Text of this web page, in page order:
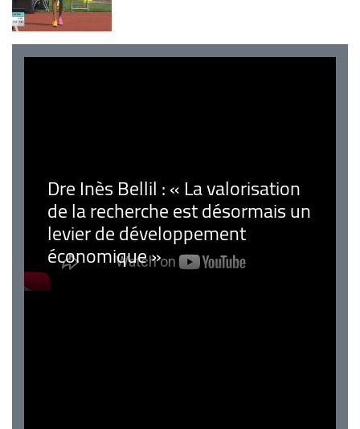
Dre Inès Bellil : « La valorisation
de la recherche est désormais un
levier de développement
économique »